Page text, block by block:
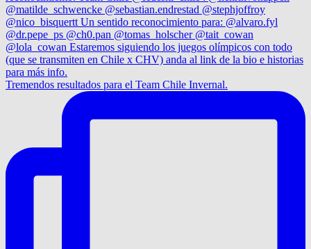
Tremendos resultados para el Team Chile Invernal.